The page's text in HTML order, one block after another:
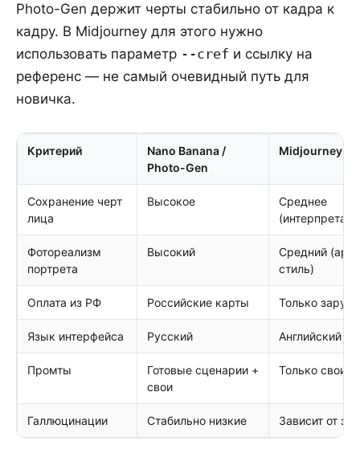
Photo-Gen держит черты стабильно от кадра к
кадру. В Midjourney для этого нужно
использовать параметр --cref и ссылку на
референс — не самый очевидный путь для
новичка.
Критерий
Nano Banana /
Photo-Gen
Midjourney
Сохранение черт
лица
Высокое
Среднее
Фотореализм
портрета
Высокий
Средний (арт-
стиль)
Оплата из РФ Российские карты Только
Язык интерфейса Русский Английский
Промты
Готовые сценарии +
свои
Только свои
Галлюцинации Стабильно низкие Зависит от